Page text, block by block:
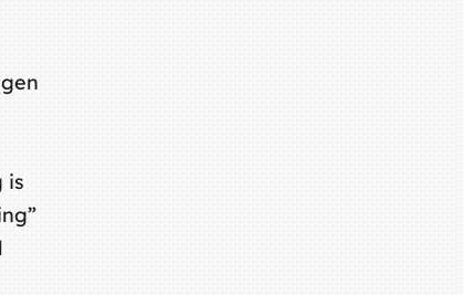
is